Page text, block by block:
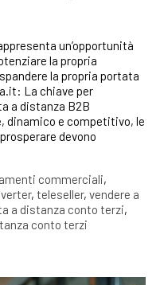
un’opportunità
la propria
la propria portata
La chiave per
a distanza B2B
dinamico e competitivo, le
devono
commerciali,
, teleseller, vendere a
a distanza conto terzi,
conto terzi